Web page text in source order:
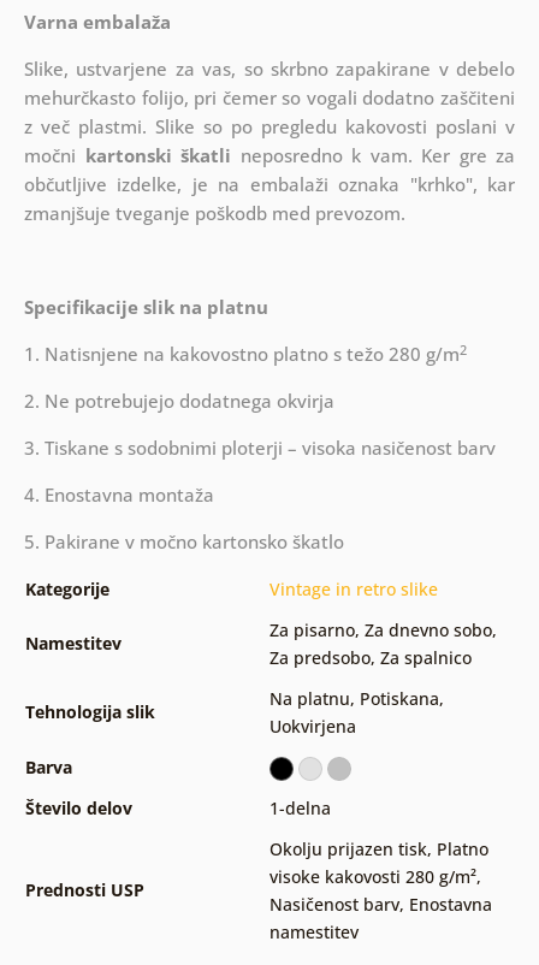
Varna embalaža
Slike, ustvarjene za vas, so skrbno zapakirane v debelo
mehurčkasto folijo, pri čemer so vogali dodatno zaščiteni
z več plastmi. Slike so po pregledu kakovosti poslani v
močni kartonski škatli neposredno k vam. Ker gre za
občutljive izdelke, je na embalaži oznaka "krhko", kar
zmanjšuje tveganje poškodb med prevozom.
Specifikacije slik na platnu
1. Natisnjene na kakovostno platno s težo 280 g/m2
2. Ne potrebujejo dodatnega okvirja
3. Tiskane s sodobnimi ploterji – visoka nasičenost barv
4. Enostavna montaža
5. Pakirane v močno kartonsko škatlo
Kategorije Vintage in retro slike
Namestitev
Za pisarno, Za dnevno sobo,
Za predsobo, Za spalnico
Tehnologija slik
Na platnu, Potiskana,
Uokvirjena
Barva
Število delov
1-delna
Prednosti USP
Okolju prijazen tisk, Platno
visoke kakovosti 280 g/m²,
Nasičenost barv, Enostavna
namestitev